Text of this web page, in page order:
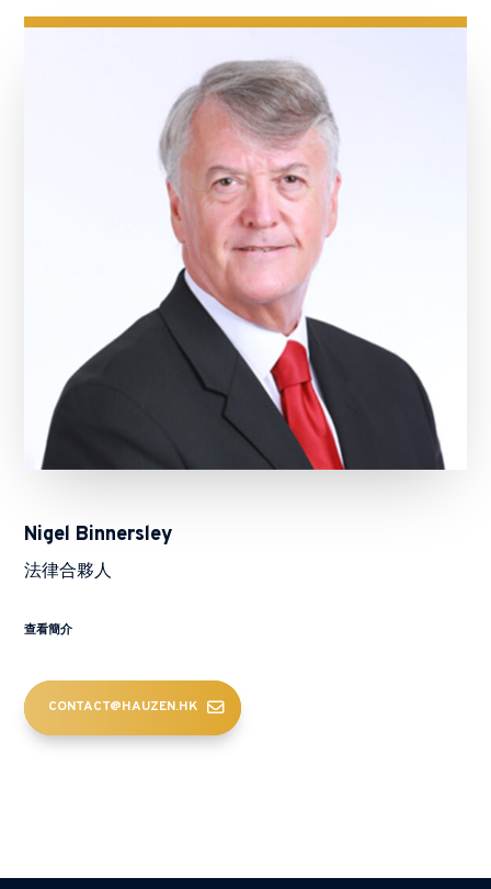
Nigel Binnersley
法律合夥人
查看簡介
CONTACT@HAUZEN.HK